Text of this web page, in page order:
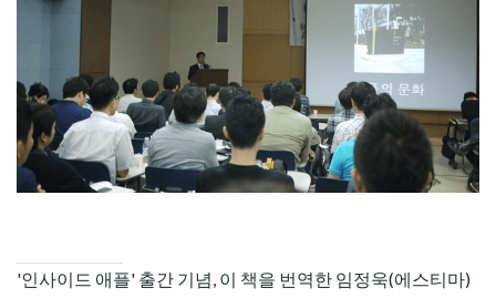
'인사이드 애플' 출간 기념, 이 책을 번역한 임정욱(에스티마)
MENU